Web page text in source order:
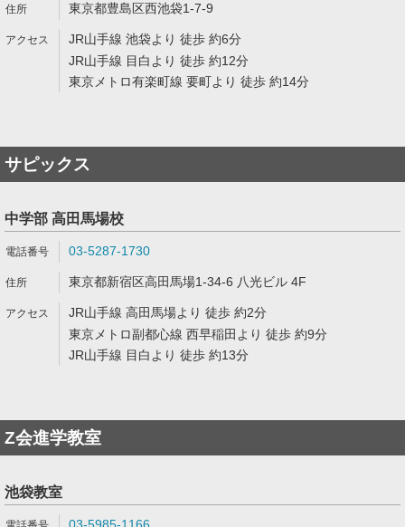
東京都豊島区西池袋1-7-9
JR山手線 池袋より 徒歩 約6分
JR山手線 目白より 徒歩 約12分
東京メトロ有楽町線 要町より 徒歩 約14分
サピックス
中学部 高田馬場校
03-5287-1730
東京都新宿区高田馬場1-34-6 八光ビル 4F
JR山手線 高田馬場より 徒歩 約2分
東京メトロ副都心線 西早稲田より 徒歩 約9分
JR山手線 目白より 徒歩 約13分
Z会進学教室
池袋教室